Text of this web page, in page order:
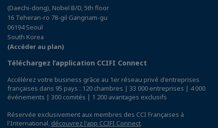
(Daechi-dong), Nobel B/D, 5th floor
16 Teheran-ro 78-gil Gangnam-gu
06194 Seoul
South Korea
(Accéder au plan)
Téléchargez l’application CCIFI Connect
Accélérez votre business grâce au 1er réseau privé d'entreprises
françaises dans 95 pays : 120 chambres | 33 000 entreprises | 4 000
événements | 300 comités | 1 200 avantages exclusifs
Réservée exclusivement aux membres des CCI Françaises à
l'International, découvrez l'app CCIFI Connect.